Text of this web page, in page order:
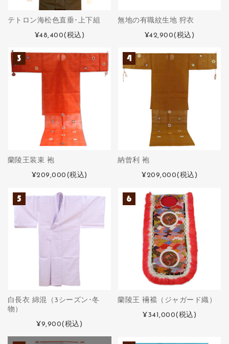
テトロン海松色直垂･上下組
¥48,400(税込)
無地の有職紋生地 狩衣
¥42,900(税込)
蘭陵王装束 袍
¥209,000 (税込)
納曾利 袍
¥209,000(税込)
白長衣 綿混（3シーズン･冬
物）
¥9,900(税込)
蘭陵王 裲襠（ジャガード織）
¥341,000(税込)